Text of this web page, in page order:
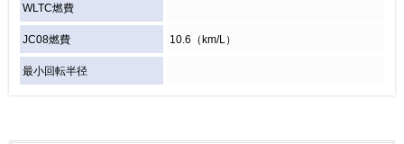
WLTC燃費
JC08燃費 10.6（km/L）
最小回転半径